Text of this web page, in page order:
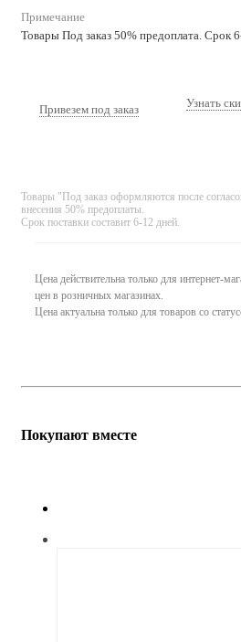
Примечание
Товары Под заказ 50% предоплата. Срок
Привезем под заказ Узнать
Товары "Под заказ оформляются после
внесения 50% предоплаты.
Срок поставки составит 6-12 дней.
Цена действительна только для интернет-
цен в розничных магазинах.
Цена актуальна только для товаров со
Покупают вместе